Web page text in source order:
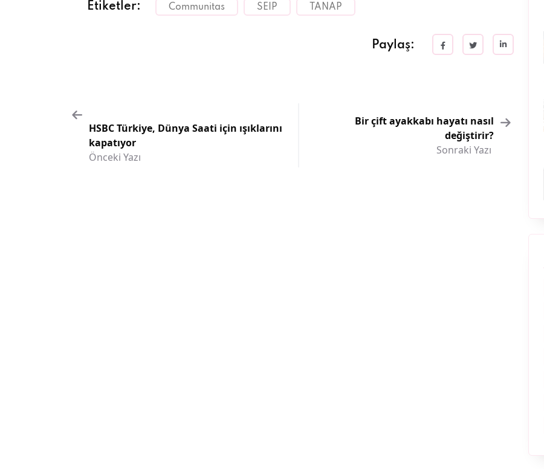
Etiketler: Communitas SEIP TANAP
Paylaş:
HSBC Türkiye, Dünya Saati için ışıklarını
kapatıyor
Önceki Yazı
Bir çift ayakkabı hayatı nasıl
değiştirir?
Sonraki Yazı